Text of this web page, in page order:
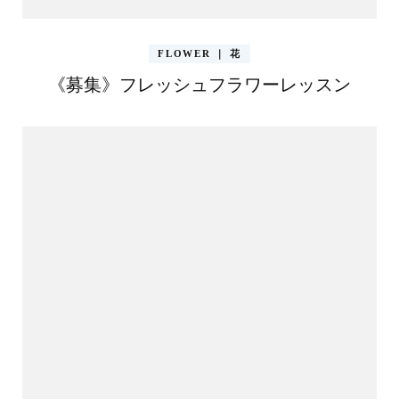
FLOWER ｜ 花
《募集》フレッシュフラワーレッスン